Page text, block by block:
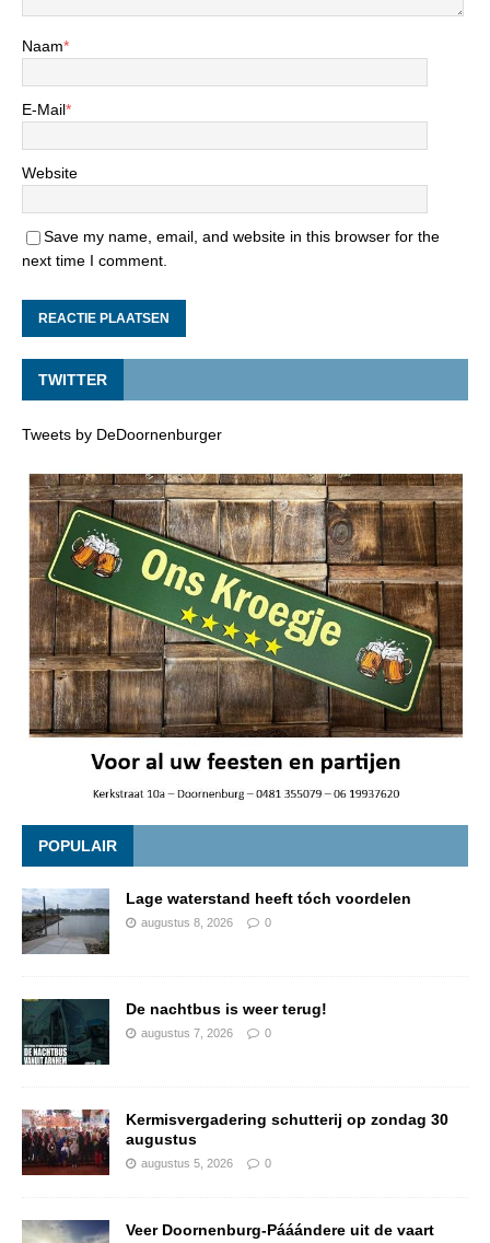
Naam*
E-Mail*
Website
Save my name, email, and website in this browser for the
next time I comment.
TWITTER
Tweets by DeDoornenburger
POPULAIR
Lage waterstand heeft tóch voordelen
augustus 8, 2026 0
De nachtbus is weer terug!
augustus 7, 2026 0
Kermisvergadering schutterij op zondag 30
augustus
augustus 5, 2026 0
Veer Doornenburg-Pááándere uit de vaart